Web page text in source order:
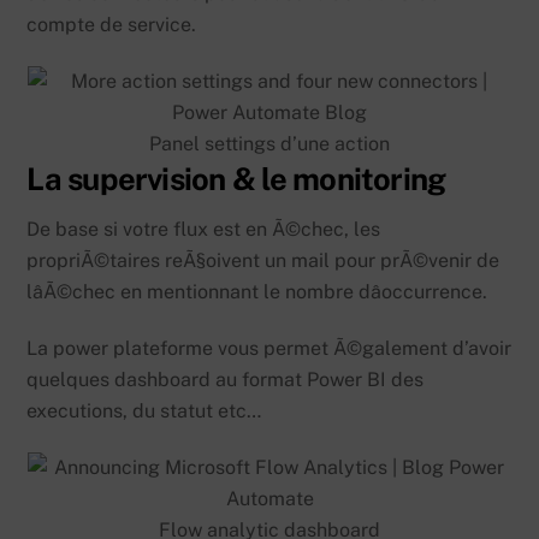
compte de service.
Panel settings d’une action
La supervision & le monitoring
De base si votre flux est en Ã©chec, les
propriÃ©taires reÃ§oivent un mail pour prÃ©venir de
lâÃ©chec en mentionnant le nombre dâoccurrence.
La power plateforme vous permet Ã©galement d’avoir
quelques dashboard au format Power BI des
executions, du statut etc…
Flow analytic dashboard